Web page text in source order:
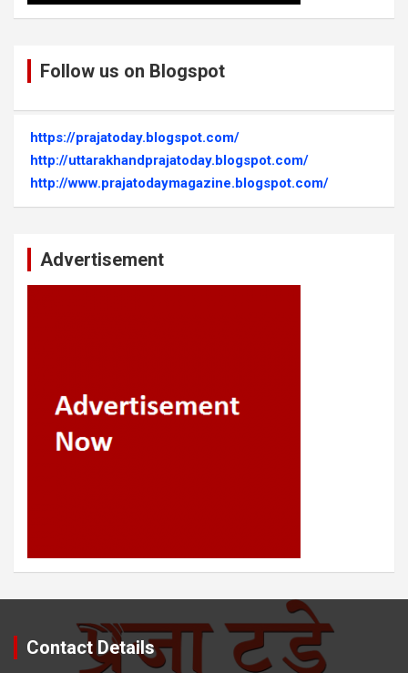
Follow us on Blogspot
https://prajatoday.blogspot.com/
http://uttarakhandprajatoday.blogspot.com/
http://www.prajatodaymagazine.blogspot.com/
Advertisement
Contact Details